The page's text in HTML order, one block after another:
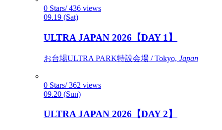
0 Stars/ 436 views
09.19 (Sat)
ULTRA JAPAN 2026【DAY 1】
お台場ULTRA PARK特設会場 / Tokyo, Japan
0 Stars/ 362 views
09.20 (Sun)
ULTRA JAPAN 2026【DAY 2】